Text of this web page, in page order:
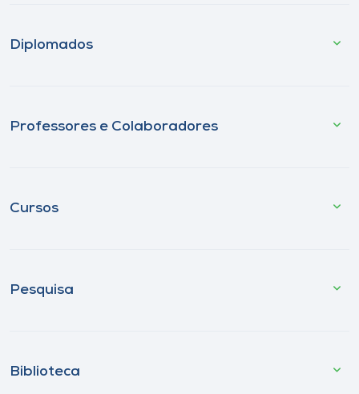
Diplomados
Professores e Colaboradores
Cursos
Pesquisa
Biblioteca